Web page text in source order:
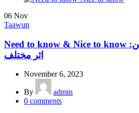
06 Nov
Taawun
Need to know & Nice to know :ایک جیسے الفاظ لیکن
اثر مختلف
November 6, 2023
By
admin
0 comments